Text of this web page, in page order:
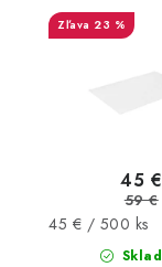
500ks
23 %
45 €
59 €
Jednotková
45 € / 500 ks